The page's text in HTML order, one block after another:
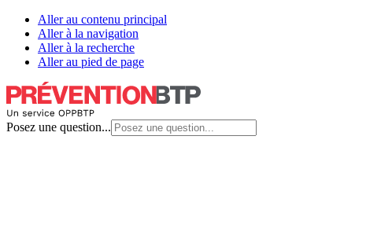
Aller au contenu principal
Aller à la navigation
Aller à la recherche
Aller au pied de page
Posez une question...